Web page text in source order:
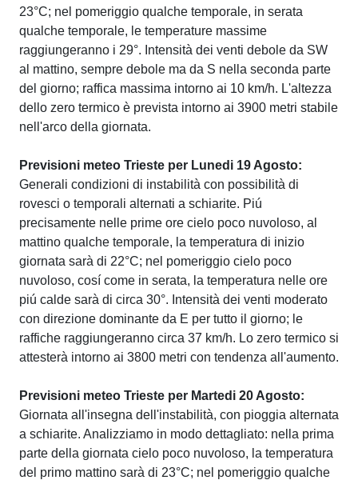
23°C; nel pomeriggio qualche temporale, in serata
qualche temporale, le temperature massime
raggiungeranno i 29°. Intensità dei venti debole da SW
al mattino, sempre debole ma da S nella seconda parte
del giorno; raffica massima intorno ai 10 km/h. L'altezza
dello zero termico è prevista intorno ai 3900 metri stabile
nell'arco della giornata.
Previsioni meteo Trieste per Lunedi 19 Agosto:
Generali condizioni di instabilità con possibilità di
rovesci o temporali alternati a schiarite. Piú
precisamente nelle prime ore cielo poco nuvoloso, al
mattino qualche temporale, la temperatura di inizio
giornata sarà di 22°C; nel pomeriggio cielo poco
nuvoloso, cosí come in serata, la temperatura nelle ore
piú calde sarà di circa 30°. Intensità dei venti moderato
con direzione dominante da E per tutto il giorno; le
raffiche raggiungeranno circa 37 km/h. Lo zero termico si
attesterà intorno ai 3800 metri con tendenza all'aumento.
Previsioni meteo Trieste per Martedi 20 Agosto:
Giornata all'insegna dell'instabilità, con pioggia alternata
a schiarite. Analizziamo in modo dettagliato: nella prima
parte della giornata cielo poco nuvoloso, la temperatura
del primo mattino sarà di 23°C; nel pomeriggio qualche